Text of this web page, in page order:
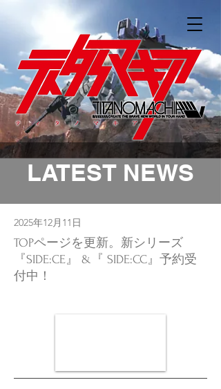
LATEST NEWS
2025年12月11日
TOPページを更新。新シリーズ
『SIDE:CE』 &『 SIDE:CC』予約受
付中！